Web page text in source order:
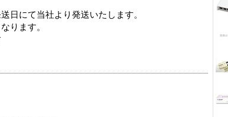
日にて当社より発送いたします。
ります。